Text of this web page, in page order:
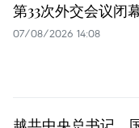
第33次外交会议闭
07/08/2026 14:08